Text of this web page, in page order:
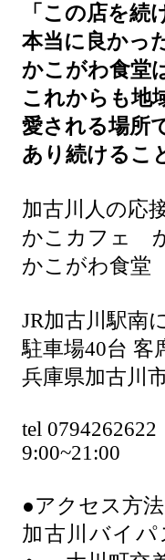
「この店を続
本当に良かっ
かこがわ食堂
これからも地
愛される場所
あり続けるこ
加古川人の応
かこカフェ
かこがわ食堂
JR加古川駅南
駐車場40台 客
兵庫県加古川
tel 0794262622
9:00~21:00
●アクセス方法
加古川バイ